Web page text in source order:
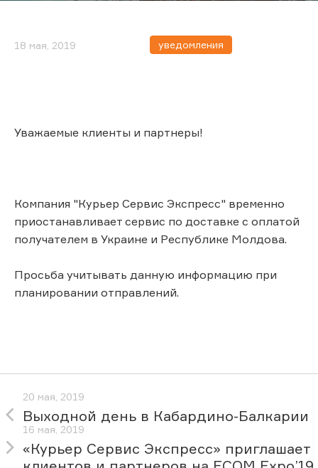
18 мая, 2019 уведомления
Уважаемые клиенты и партнеры!
Компания "Курьер Сервис Экспресс" временно
приостанавливает сервис по доставке с оплатой
получателем в Украине и Республике Молдова.
Просьба учитывать данную информацию при
планировании отправлений.
20 мая, 2019
Выходной день в Кабардино-Балкарии
16 мая, 2019
«Курьер Сервис Экспресс» приглашает